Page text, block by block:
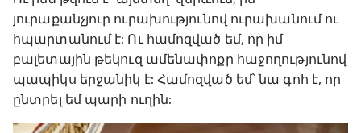
յուրաքանչյուր ուրախությունով ուրախանում ու
հպարտանում է: Ու համոզված եմ, որ իմ
բալետային թեկուզ ամենափոքր հաջողությունով
պապիկս երջանիկ է: Համոզված եմ՝ նա գոհ է, որ
ընտրել եմ պարի ուղին: